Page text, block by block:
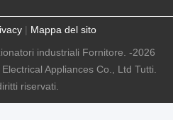
| Mappa del sito
industriali Fornitore. -2026
Appliances Co., Ltd Tutti.
riservati.